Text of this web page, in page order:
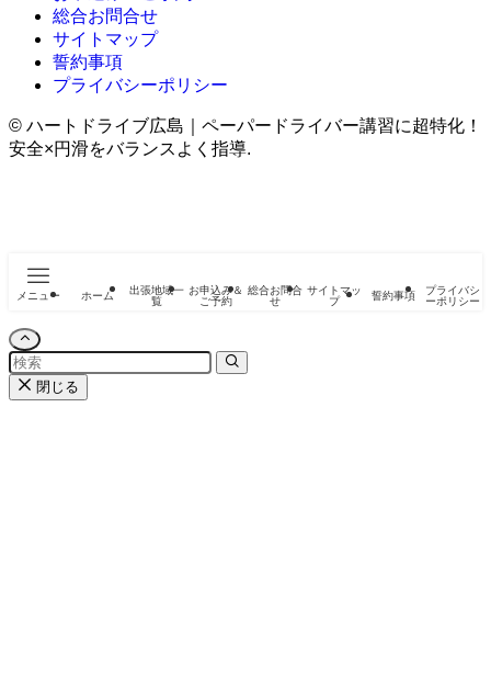
総合お問合せ
サイトマップ
誓約事項
プライバシーポリシー
© ハートドライブ広島｜ペーパードライバー講習に超特化！
安全×円滑をバランスよく指導.
メニュー ホーム
出張地域一
覧
お申込み＆
ご予約
総合お問合
せ
サイトマッ
プ
誓約事項
プライバシ
ーポリシー
閉じる